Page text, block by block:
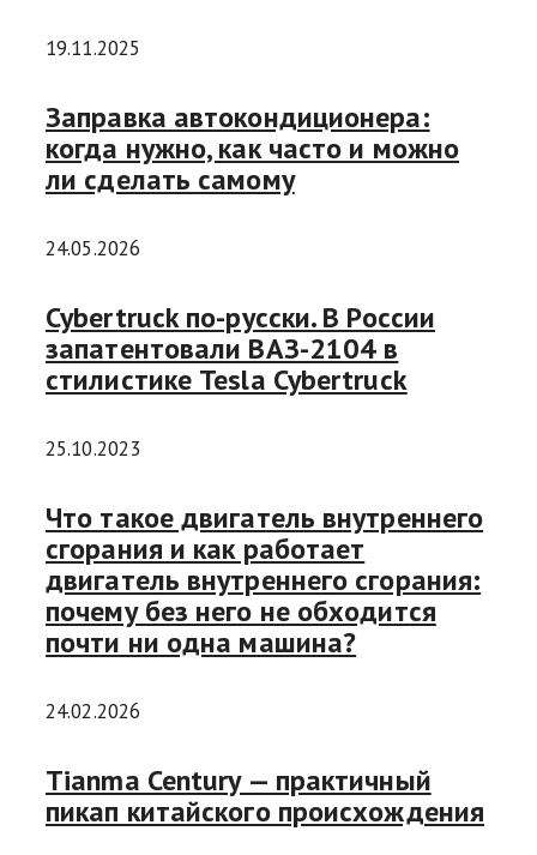
19.11.2025
Заправка автокондиционера:
когда нужно, как часто и можно
ли сделать самому
24.05.2026
Cybertruck по-русски. В России
запатентовали ВАЗ-2104 в
стилистике Tesla Cybertruck
25.10.2023
Что такое двигатель внутреннего
сгорания и как работает
двигатель внутреннего сгорания:
почему без него не обходится
почти ни одна машина?
24.02.2026
Tianma Century — практичный
пикап китайского происхождения